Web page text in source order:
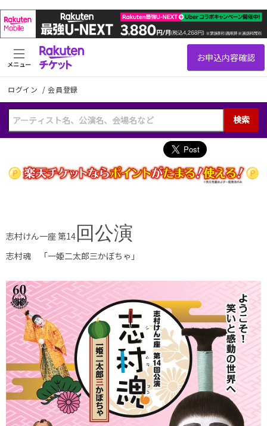
ログイン /会員登録
検索
メニュー
志村けん一座 第14回公演
志村魂 「一姫二太郎三かぼちゃ」